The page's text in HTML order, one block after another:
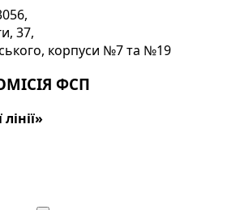
37,
корпуси №7 та №19
ФСП